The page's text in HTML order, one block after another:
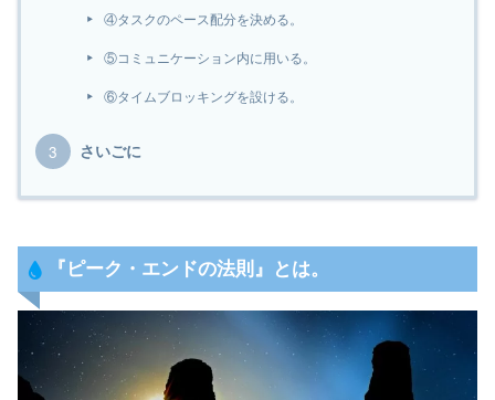
④タスクのペース配分を決める。
⑤コミュニケーション内に用いる。
⑥タイムブロッキングを設ける。
さいごに
『 ピーク・エンドの法則 』とは。